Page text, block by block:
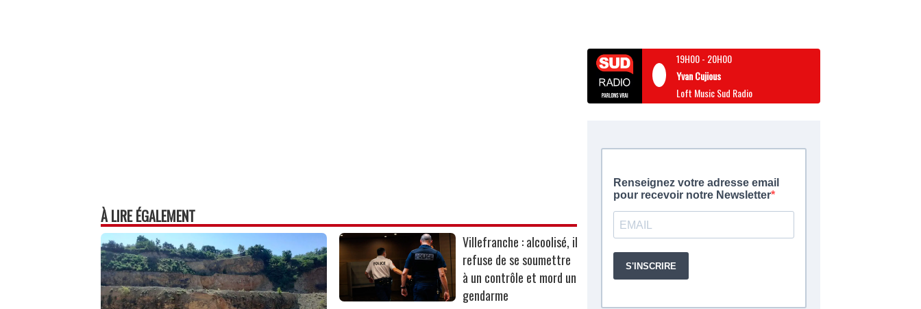
À LIRE ÉGALEMENT
Villefranche : alcoolisé, il
refuse de se soumettre
à un contrôle et mord un
gendarme
19H00- 20H00
Yvan Cujious
Loft Music Sud Radio